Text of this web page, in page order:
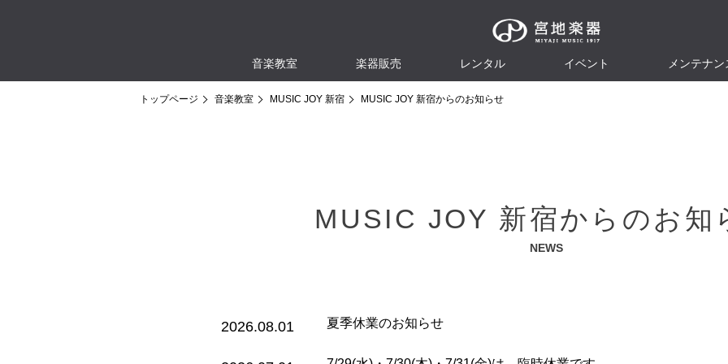
音楽教室 楽器販売 レンタル イベント メンテナン
トップページ 音楽教室 MUSIC JOY 新宿 MUSIC JOY 新宿からのお知らせ
MUSIC JOY 新宿からのお知
NEWS
2026.08.01 夏季休業のお知らせ